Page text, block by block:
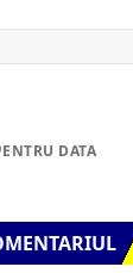
DATA